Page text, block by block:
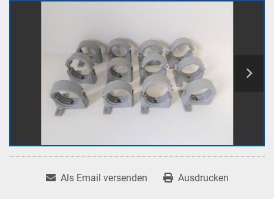
Als Email versenden Ausdrucken